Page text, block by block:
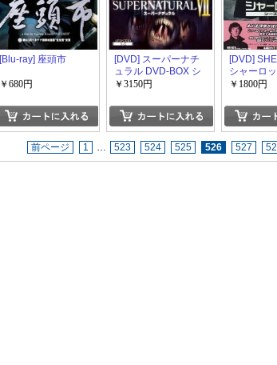
[Blu-ray] 座頭市
￥680円
[DVD] スーパーナチ
ュラル DVD-BOX シ
ーズン7
￥3150円
[DVD]
シャーロ
ン2
￥1800円
前ページ 1 … 523 524 525 526 527